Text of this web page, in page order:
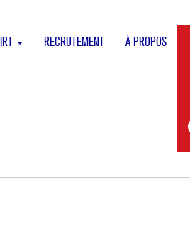
RECRUTEMENT À PROPOS